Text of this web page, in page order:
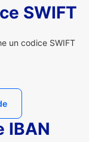
SWIFT
un codice SWIFT
IBAN